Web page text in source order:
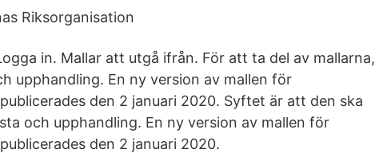
Riksorganisation
in. Mallar att utgå ifrån. För att ta del av mallarna,
upphandling. En ny version av mallen för
den 2 januari 2020. Syftet är att den ska
och upphandling. En ny version av mallen för
den 2 januari 2020.